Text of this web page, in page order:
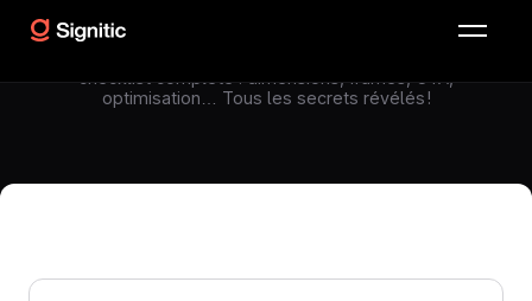
Apprenez à concevoir des GIFs performants et
checklist complète : dimensions, frames, CTA,
optimisation… Tous les secrets révélés !